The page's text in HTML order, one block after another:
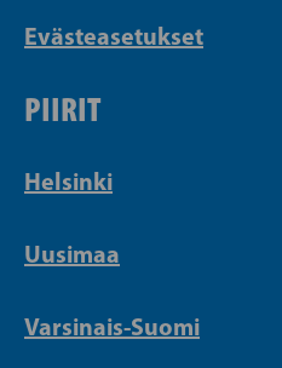
Evästeasetukset
PIIRIT
Helsinki
Uusimaa
Varsinais-Suomi